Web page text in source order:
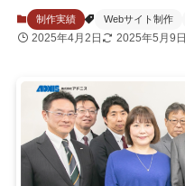
制作実績 Webサイト制作
2025年4月2日 2025年5月9日